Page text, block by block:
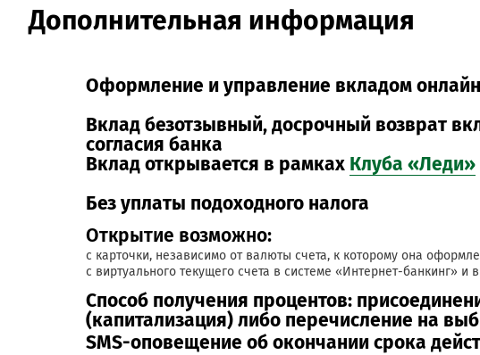
Дополнительная информация
Оформление и управление вкладом
Вклад безотзывный, досрочный возврат
согласия банка
Вклад открывается в рамках Клуба «Леди»
Без уплаты подоходного налога
Открытие возможно:
с карточки, независимо от валюты счета, к которому она
с виртуального текущего счета в системе «Интернет-банкинг» и в
Способ получения процентов:
(капитализация) либо перечисление на
SMS-оповещение об окончании срока